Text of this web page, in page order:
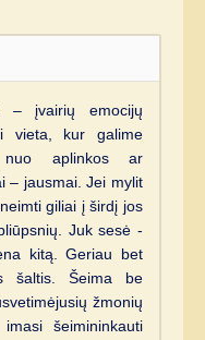
– įvairių emocijų
vieta, kur galime
nuo aplinkos ar
– jausmai. Jei mylit
giliai į širdį jos
Juk sesė -
kitą. Geriau bet
šaltis. Šeima be
žmonių
šeimininkauti